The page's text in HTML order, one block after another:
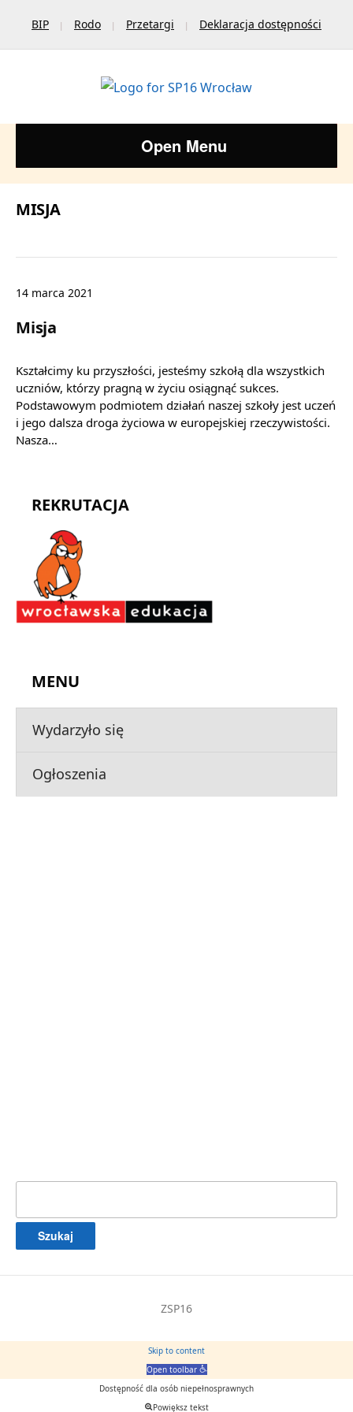
BIP Rodo Przetargi Deklaracja dostępności
Open Menu
REKRUTACJA
MENU
Wydarzyło się
Ogłoszenia
MISJA
14 marca 2021
Misja
Kształcimy ku przyszłości, jesteśmy szkołą dla wszystkich
uczniów, którzy pragną w życiu osiągnąć sukces.
Podstawowym podmiotem działań naszej szkoły jest uczeń
i jego dalsza droga życiowa w europejskiej rzeczywistości.
Nasza…
ZSP16
Skip to content
Open toolbar
Dostępność dla osób niepełnosprawnych
Powiększ tekst